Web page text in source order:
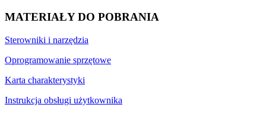
MATERIAŁY DO POBRANIA
Sterowniki i narzędzia
Oprogramowanie sprzętowe
Karta charakterystyki
Instrukcja obsługi użytkownika